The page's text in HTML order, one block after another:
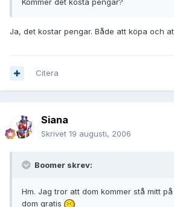
Kommer det kosta pengar?
Ja, det kostar pengar. Både att köpa och
Citera
Siana
Skrivet 19 augusti, 2006
Boomer skrev:
Hm. Jag tror att dom kommer stå mitt
dom gratis